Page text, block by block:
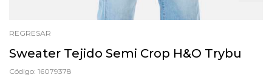
REGRESAR
Sweater Tejido Semi Crop H&O Trybu
Código: 16079378